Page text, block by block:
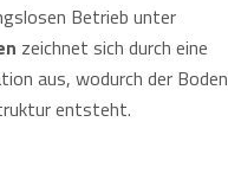
Betrieb unter
zeichnet sich durch eine
aus, wodurch der Boden
entsteht.